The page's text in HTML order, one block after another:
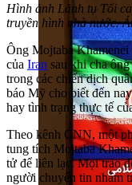
Hình ảnh Lãnh tụ Tối
truyền hình nhà nước.
Ông Mojtaba
của Iran sau khi cha
trong các chiến dịch
báo Mỹ cho biết đến
hay tình trạng thực tế
Theo kênh CNN, một
tung tích Mojtaba
tử để liên lạc. Mọi trao
người chuyển tin nhằm